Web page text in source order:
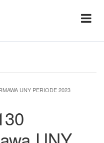
UNY PERIODE 2023